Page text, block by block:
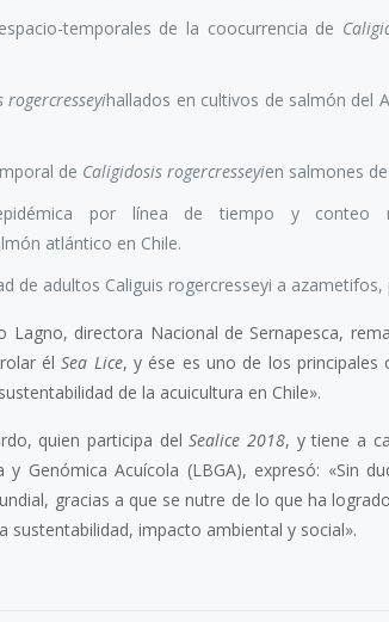
temporales de la coocurrencia de
rogercresseyihallados en cultivos de salmón del
de Caligidosis rogercresseyien salmones
epidémica por línea de tiempo y
atlántico en Chile.
de adultos Caliguis rogercresseyi a
Lagno, directora Nacional de Sernapesca,
élSea Lice, y ése es uno de los principales
de la acuicultura en Chile».
quien participa delSealice 2018, y tiene a
Genómica Acuícola (LBGA), expresó: «Sin
gracias a que se nutre de lo que ha
impacto ambiental y social».